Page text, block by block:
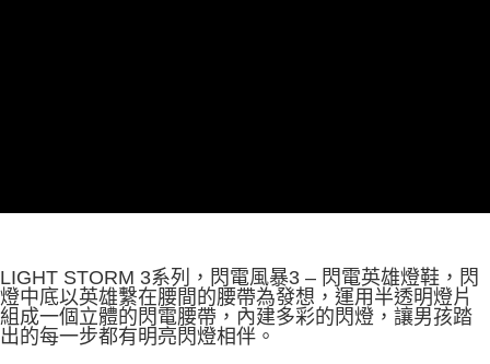
LIGHT STORM 3系列，閃電風暴3 – 閃電英雄燈鞋，閃
燈中底以英雄繫在腰間的腰帶為發想，運用半透明燈片
組成一個立體的閃電腰帶，內建多彩的閃燈，讓男孩踏
出的每一步都有明亮閃燈相伴。